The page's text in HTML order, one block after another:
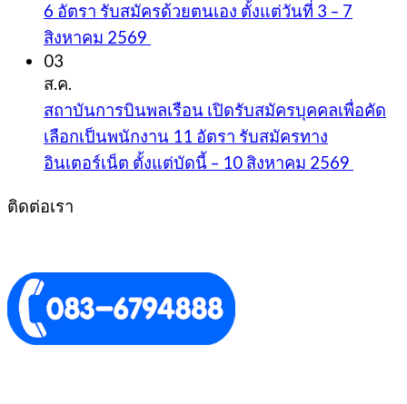
6 อัตรา รับสมัครด้วยตนเอง ตั้งแต่วันที่ 3 – 7
สิงหาคม 2569
03
ส.ค.
สถาบันการบินพลเรือน เปิดรับสมัครบุคคลเพื่อคัด
เลือกเป็นพนักงาน 11 อัตรา รับสมัครทาง
อินเตอร์เน็ต ตั้งแต่บัดนี้ – 10 สิงหาคม 2569
ติดต่อเรา